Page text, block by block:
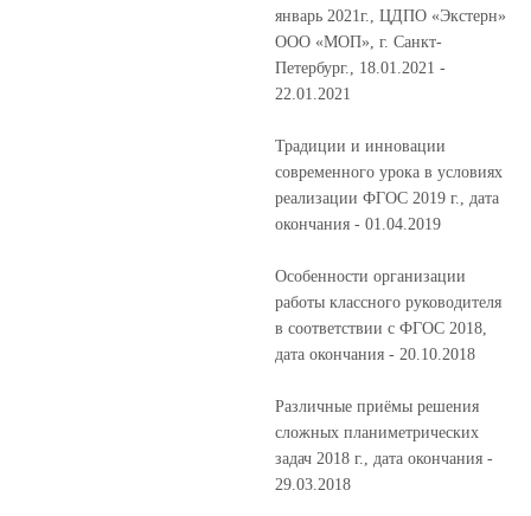
январь 2021г., ЦДПО «Экстерн»
ООО «МОП», г. Санкт-
Петербург., 18.01.2021 -
22.01.2021
Традиции и инновации
современного урока в условиях
реализации ФГОС 2019 г., дата
окончания - 01.04.2019
Особенности организации
работы классного руководителя
в соответствии с ФГОС 2018,
дата окончания - 20.10.2018
Различные приёмы решения
сложных планиметрических
задач 2018 г., дата окончания -
29.03.2018